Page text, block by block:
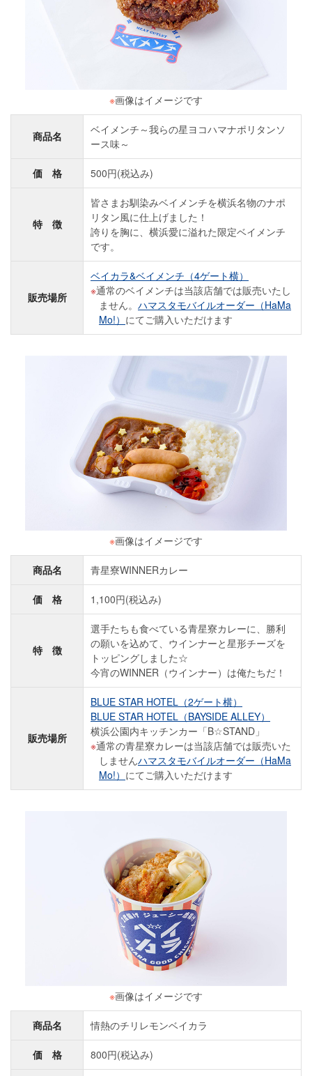
※画像はイメージです
商品名
ベイメンチ～我らの星ヨコハマナポリタンソ
ース味～
価 格 500円(税込み)
特 徴
皆さまお馴染みベイメンチを横浜名物のナポ
リタン風に仕上げました！
誇りを胸に、横浜愛に溢れた限定ベイメンチ
です。
販売場所
ベイカラ&ベイメンチ（4ゲート横）
通常のベイメンチは当該店舗では販売いたし
ません。 ハマスタモバイルオーダー（HaMa
Mo!） にてご購入いただけます
※画像はイメージです
商品名 青星寮WINNERカレー
価 格 1,100円(税込み)
特 徴
選手たちも食べている青星寮カレーに、勝利
の願いを込めて、ウインナーと星形チーズを
トッピングしました☆
今宵のWINNER（ウインナー）は俺たちだ！
販売場所
BLUE STAR HOTEL（2ゲート横）
BLUE STAR HOTEL（BAYSIDE ALLEY）
横浜公園内キッチンカー「B☆STAND」
通常の青星寮カレーは当該店舗では販売いた
しませんハマスタモバイルオーダー（HaMa
Mo!） にてご購入いただけます
※画像はイメージです
商品名 情熱のチリレモンベイカラ
価 格 800円(税込み)